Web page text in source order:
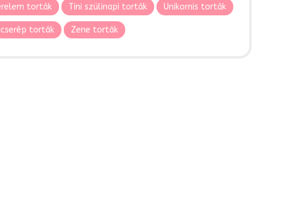
torták Tini szülinapi torták Unikornis torták
torták Zene torták